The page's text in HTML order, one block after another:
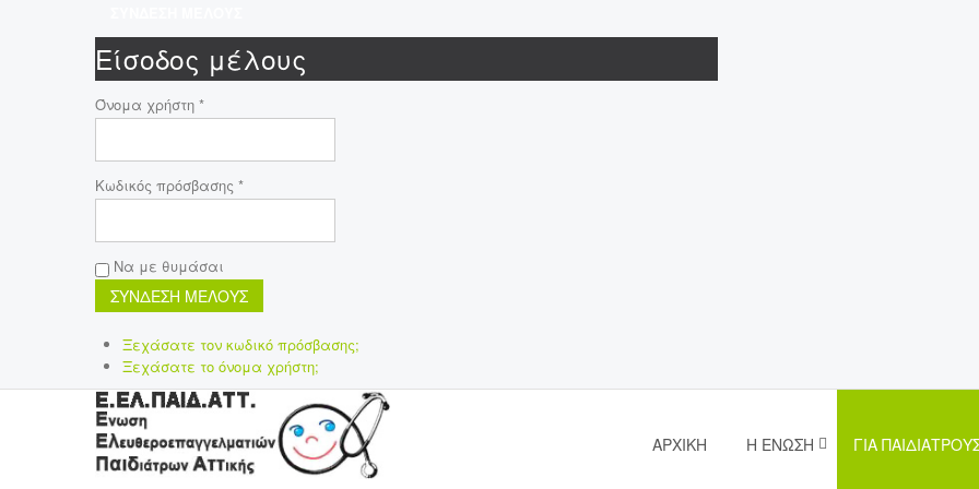
Είσοδος μέλους
Όνομα χρήστη *
Κωδικός πρόσβασης *
Να με θυμάσαι
Ξεχάσατε τον κωδικό πρόσβασης;
Ξεχάσατε το όνομα χρήστη;
ΑΡΧΙΚΉ Η ΈΝΩΣΗ ΓΙΑ